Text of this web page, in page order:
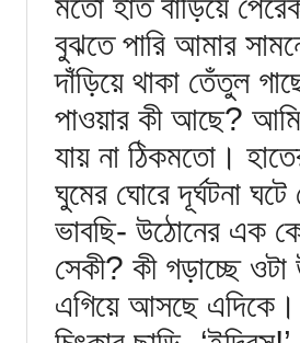
বুঝতে পারি আমার
দাঁড়িয়ে থাকা তেঁতুল
পাওয়ার কী আছে?
যায় না ঠিকমতো।
ঘুমের ঘোরে দূর্ঘটনা
ভাবছি- উঠোনের এক
সেকী? কী গড়াচ্ছে
এগিয়ে আসছে